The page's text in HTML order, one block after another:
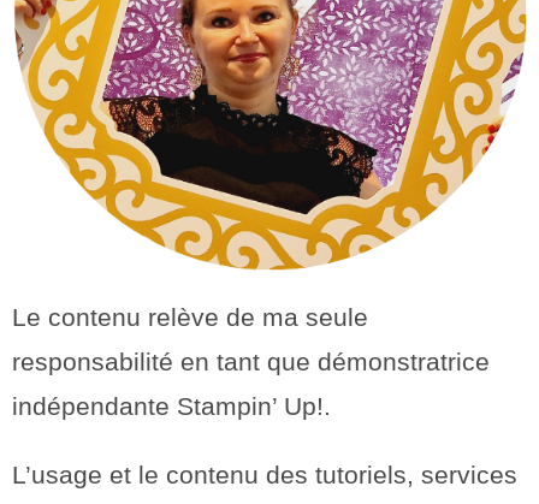
Le contenu relève de ma seule
responsabilité en tant que démonstratrice
indépendante Stampin’ Up!.
L’usage et le contenu des tutoriels, services